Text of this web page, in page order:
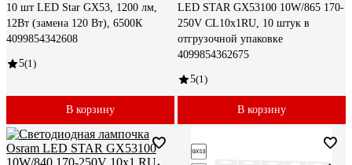
10 шт LED Star GX53, 1200 лм,
12Вт (замена 120 Вт), 6500К
4099854342608
5(1)
В корзину
LED STAR GX53100 10W/865 170-
250V CL10x1RU, 10 штук в
отгрузочной упаковке
4099854362675
5(1)
В корзину